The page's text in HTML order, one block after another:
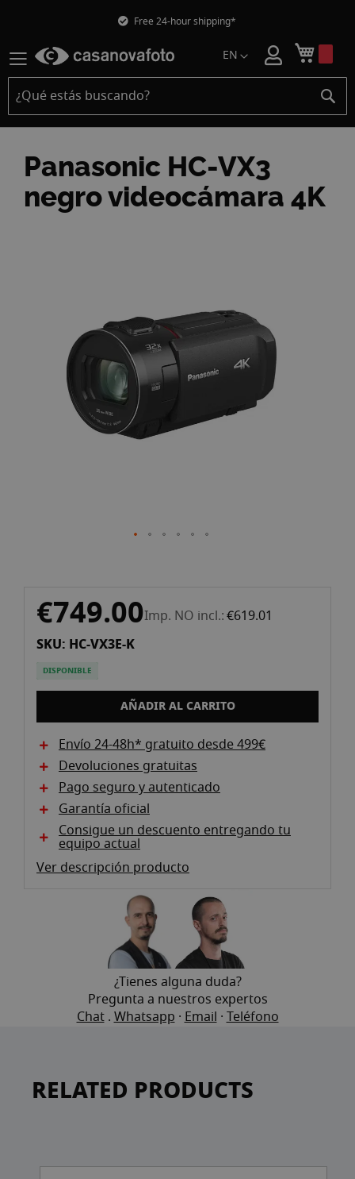
Free 24-hour shipping*
EN Mi
Panasonic HC-VX3
negro videocámara 4K
beginning
the
€749.00Imp. NO incl. €619.01
SKU: HC-VX3E-K
DISPONIBLE
AÑADIR AL CARRITO
Envío 24-48h* gratuito desde 499€
Devoluciones gratuitas
Pago seguro y autenticado
Garantía oficial
Consigue un descuento entregando tu
equipo actual
Ver descripción producto
¿Tienes alguna duda?
Pregunta a nuestros expertos
Chat.Whatsapp ·Email ·Teléfono
RELATED PRODUCTS